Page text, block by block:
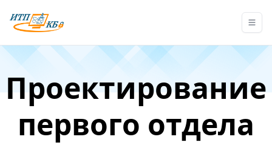
Проектирование
первого отдела